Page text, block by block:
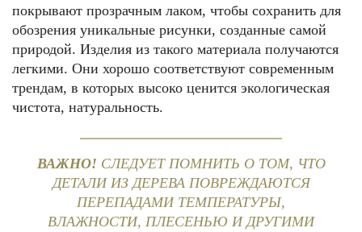
покрывают прозрачным лаком, чтобы сохранить для
обозрения уникальные рисунки, созданные самой
природой. Изделия из такого материала получаются
легкими. Они хорошо соответствуют современным
трендам, в которых высоко ценится экологическая
чистота, натуральность.
ВАЖНО! СЛЕДУЕТ ПОМНИТЬ О ТОМ, ЧТО
ДЕТАЛИ ИЗ ДЕРЕВА ПОВРЕЖДАЮТСЯ
ПЕРЕПАДАМИ ТЕМПЕРАТУРЫ,
ВЛАЖНОСТИ, ПЛЕСЕНЬЮ И ДРУГИМИ